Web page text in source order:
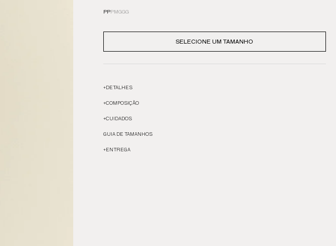
PPPMGGG
SELECIONE UM TAMANHO
+DETALHES
+COMPOSIÇÃO
+CUIDADOS
GUIA DE TAMANHOS
+ENTREGA